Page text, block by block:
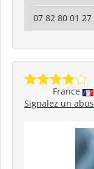
07 82 80 01 27
France
Signalez un abus